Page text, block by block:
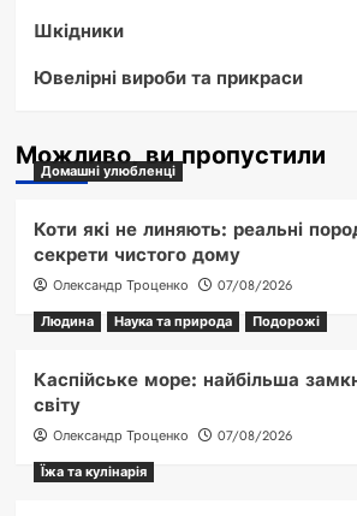
Шкідники
Ювелірні вироби та прикраси
Можливо, ви пропустили
Домашні улюбленці
Коти які не линяють: реальні
секрети чистого дому
Олександр Троценко
07/08/2026
Людина
Наука та природа Подорожі
Каспійське море: найбільша
світу
Олександр Троценко
07/08/2026
Їжа та кулінарія